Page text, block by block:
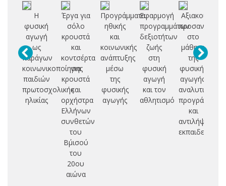
Η
φυσική
αγωγή
ως
παράγων
κοινωνικοποίησης
παιδιών
πρωτοσχολικής
ηλικίας
Έργα για
σόλο
κρουστά
και
κοντσέρτα
για
κρουστά
και
ορχήστρα
Ελλήνων
συνθετών
του
Β΄μισού
του
20ου
αιώνα
Προγράμματα
ηθικής
και
κοινωνικής
ανάπτυξης
μέσω
της
φυσικής
αγωγής
Εφαρμογή
προγραμμάτων
δεξιοτήτων
ζωής
στη
φυσική
αγωγή
και τον
αθλητισμό
Αξιακοί
στο
μάθημα
της
φυσικής
αγωγής:
αναλυτικά
προγράμματα
και
αντιλήψεις